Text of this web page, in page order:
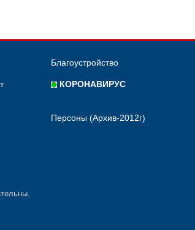
Благоустройство
КОРОНАВИРУС
Персоны (Архив-2012г)